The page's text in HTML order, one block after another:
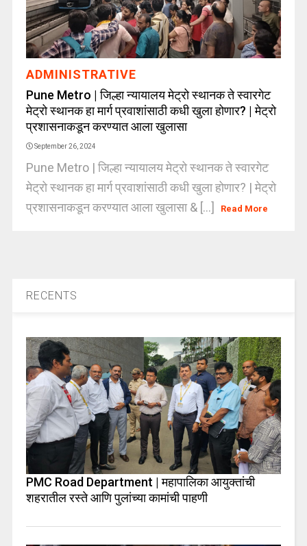
ADMINISTRATIVE
Pune Metro | जिल्हा न्यायालय मेट्रो स्थानक ते स्वारगेट
मेट्रो स्थानक हा मार्ग प्रवाशांसाठी कधी खुला होणार? | मेट्रो
प्रशासनाकडून करण्यात आला खुलासा
September 26, 2024
Pune Metro | जिल्हा न्यायालय मेट्रो स्थानक ते स्वारगेट
मेट्रो स्थानक हा मार्ग प्रवाशांसाठी कधी खुला होणार? | मेट्रो
प्रशासनाकडून करण्यात आला खुलासा & [...]
Read More
RECENTS
PMC Road Department | महापालिका आयुक्तांची
शहरातील रस्ते आणि पुलांच्या कामांची पाहणी